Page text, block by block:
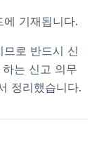
기재됩니다.
로 반드시 신
는 신고 의무
정리했습니다.